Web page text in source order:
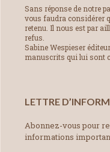
Sans réponse de notre
vous faudra considérer
retenu. Il nous est par
refus.
Sabine Wespieser
manuscrits qui lui sont
LETTRE
Abonnez-vous pour
informations